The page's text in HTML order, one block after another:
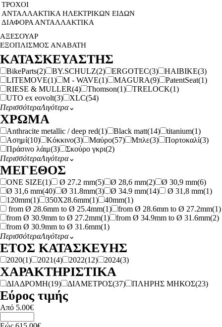
ΤΡΟΧΟΙ
ΑΝΤΑΛΛΑΚΤΙΚΑ ΗΛΕΚΤΡΙΚΩΝ ΕΙΔΩΝ
ΔΙΑΦΟΡΑ ΑΝΤΑΛΛΑΚΤΙΚΑ
ΑΞΕΣΟΥΑΡ
ΕΞΟΠΛΙΣΜΟΣ ΑΝΑΒΑΤΗ
ΚΑΤΑΣΚΕΥΑΣΤΗΣ
BikeParts(2) BY.SCHULZ(2) ERGOTEC(3) HAIBIKE(3)
LITEMOVE(1) M - WAVE(1) MAGURA(9) PatentSeat(1)
RIESE & MULLER(4) Thomson(1) TRELOCK(1)
UTO ex eovolt(3) XLC(54)
ΠερισσότεραΛιγότερα⌄
ΧΡΩΜΑ
Anthracite metallic / deep red(1) Black matt(14) titanium(1)
Ασημί(10) Κόκκινο(3) Μαύρο(57) Μπλε(3) Πορτοκαλί(3)
Πράσινο λάιμ(3) Σκούρο γκρι(2)
ΠερισσότεραΛιγότερα⌄
ΜΕΓΕΘΟΣ
ONE SIZE(1) Ø 27.2 mm(5) Ø 28,6 mm(2) Ø 30,9 mm(6)
Ø 31,6 mm(40) Ø 31.8mm(3) Ø 34.9 mm(14) Ø 31,8 mm(1)
120mm(1) 350X28.6mm(1) 40mm(1)
from Ø 28.6mm to Ø 25.4mm(1) from Ø 28.6mm to Ø 27.2mm(1)
from Ø 30.9mm to Ø 27.2mm(1) from Ø 34.9mm to Ø 31.6mm(2)
from Ø 30.9mm to Ø 31.6mm(1)
ΠερισσότεραΛιγότερα⌄
ΕΤΟΣ ΚΑΤΑΣΚΕΥΗΣ
2020(1) 2021(4) 2022(12) 2024(3)
ΧΑΡΑΚΤΗΡΙΣΤΙΚΑ
ΔΙΑΔΡΟΜΗ(19) ΔΙΑΜΕΤΡΟΣ(37) ΠΛΗΡΗΣ ΜΗΚΟΣ(23)
Εύρος τιμής
Από 5.00€